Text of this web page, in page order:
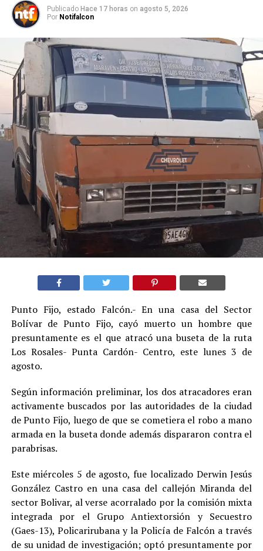
Publicado Hace 17 horas on agosto 5, 2026
Por Notifalcon
Punto Fijo, estado Falcón.- En una casa del Sector
Bolívar de Punto Fijo, cayó muerto un hombre que
presuntamente es el que atracó una buseta de la ruta
Los Rosales- Punta Cardón- Centro, este lunes 3 de
agosto.
Según información preliminar, los dos atracadores eran
activamente buscados por las autoridades de la ciudad
de Punto Fijo, luego de que se cometiera el robo a mano
armada en la buseta donde además dispararon contra el
parabrisas.
Este miércoles 5 de agosto, fue localizado Derwin Jesús
González Castro en una casa del callejón Miranda del
sector Bolivar, al verse acorralado por la comisión mixta
integrada por el Grupo Antiextorsión y Secuestro
(Gaes-13), Policarirubana y la Policía de Falcón a través
de su unidad de investigación; optó presuntamente por